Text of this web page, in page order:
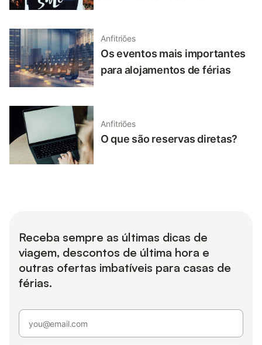
Anfitriões
Os eventos mais importantes
para alojamentos de férias
Anfitriões
O que são reservas diretas?
Receba sempre as últimas dicas de
viagem, descontos de última hora e
outras ofertas imbatíveis para casas de
férias.